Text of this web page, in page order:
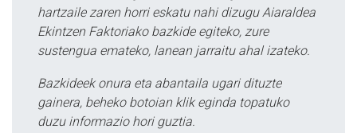
hartzaile zaren horri eskatu nahi dizugu Aiaraldea
Ekintzen Faktoriako bazkide egiteko, zure
sustengua emateko, lanean jarraitu ahal izateko.
Bazkideek onura eta abantaila ugari dituzte
gainera, beheko botoian klik eginda topatuko
duzu informazio hori guztia.